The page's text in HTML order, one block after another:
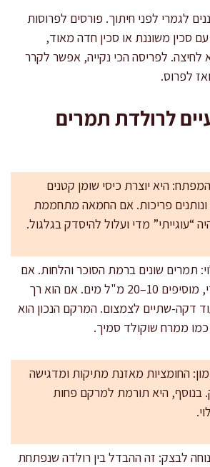
לגמרי לפני חיתוך. פורסים לפרוסות
ס"מ עם סכין משוננת או סכין חדה מאוד,
לחיצה. לפריסה הכי נקייה, אפשר לקרר
לרולדת תמרים
היא יוצרת כיסי שומן קטנים
ונותנים פריכות. אם החמאה מתחממת
“עוגייתי” מדי ועלול להיסדק בגלגול.
תמרים שונים ברמת הסוכר והלחות. אם
המילוי סמיך מדי, מוסיפים 10–20 מ"ל מים. אם הוא רך
דקה-שתיים לצמצום. המרקם הנכון הוא
ממרח שוקולד סמיך.
החומציות מאזנת מתיקות ומדגישה
בנוסף, היא תורמת למרקם פחות
לבצק: זה ההבדל בין רולדה שנפתחת